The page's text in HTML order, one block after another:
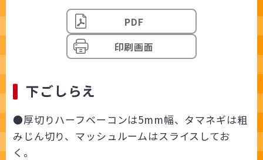
PDF
印刷画面
下ごしらえ
●厚切りハーフベーコンは5mm幅、タマネギは粗
みじん切り、マッシュルームはスライスしてお
く。